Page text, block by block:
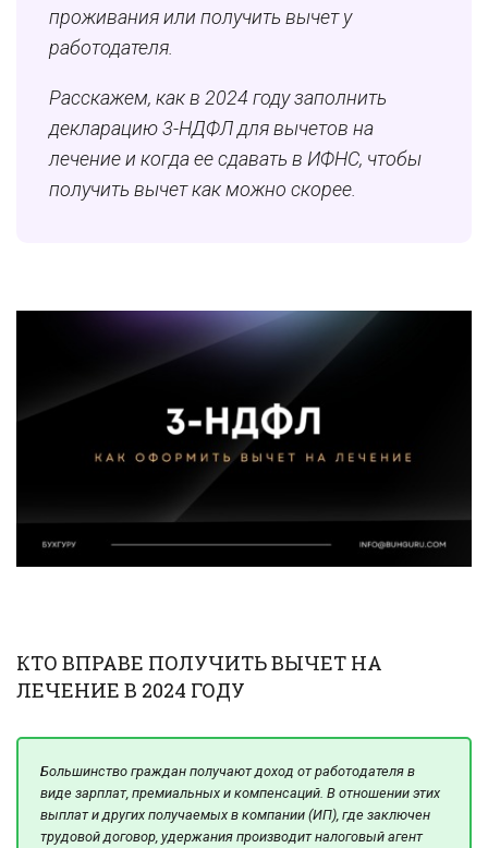
проживания или получить вычет у
работодателя.
Расскажем, как в 2024 году заполнить
декларацию 3-НДФЛ для вычетов на
лечение и когда ее сдавать в ИФНС, чтобы
получить вычет как можно скорее.
КТО ВПРАВЕ ПОЛУЧИТЬ ВЫЧЕТ НА
ЛЕЧЕНИЕ В 2024 ГОДУ
Большинство граждан получают доход от работодателя в
виде зарплат, премиальных и компенсаций. В отношении этих
выплат и других получаемых в компании (ИП), где заключен
трудовой договор, удержания производит налоговый агент